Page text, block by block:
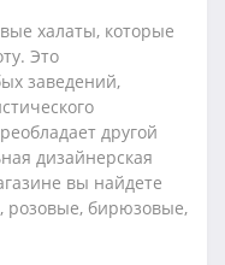
халаты, которые
Это
заведений,
другой
дизайнерская
вы найдете
розовые, бирюзовые,